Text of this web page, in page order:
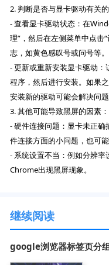
2. 判断是否与显卡驱动有关的
- 查看显卡驱动状态：在
理”，然后在左侧菜单中点击
志，如黄色感叹号或问号等
- 更新或重新安装显卡驱动
程序，然后进行安装。如果
安装新的驱动可能会解决问题
3. 其他可能导致黑屏的因素：
- 硬件连接问题：显卡未正
件连接方面的小问题，也可
- 系统设置不当：例如分辨
Chrome出现黑屏现象。
继续阅读
google浏览器标签页分